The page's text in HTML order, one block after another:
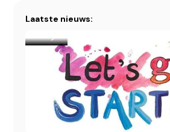
Laatste nieuws: